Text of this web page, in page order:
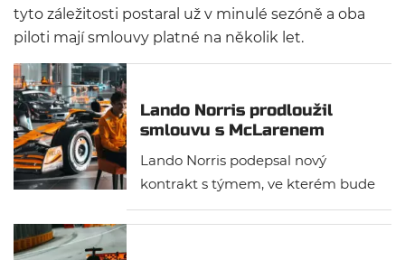
tyto záležitosti postaral už v minulé sezóně a oba
piloti mají smlouvy platné na několik let.
Lando Norris prodloužil
smlouvu s McLarenem
Lando Norris podepsal nový
kontrakt s týmem, ve kterém bude
brzy začínat již šestou sezónu ve
formuli 1. Rodák z Bristolu bude